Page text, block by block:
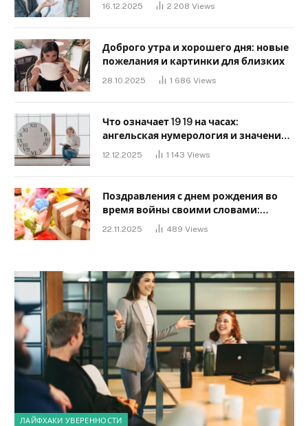
16.12.2025 2 208 Views
Доброго утра и хорошего дня: новые
пожелания и картинки для близких
28.10.2025 1 686 Views
Что означает 19 19 на часах:
ангельская нумерология и значение
12.12.2025 1 143 Views
Поздравления с днем ​​рождения во
время войны своими словами:
Слова, дающие надежду и силу
22.11.2025 489 Views
ЛАЙФХАКИ УВЕРЕННОСТИ